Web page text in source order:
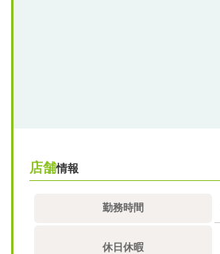
店舗情報
勤務時間
休日休暇